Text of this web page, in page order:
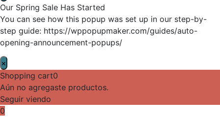
Our Spring Sale Has Started
You can see how this popup was set up in our step-by-
step guide: https://wppopupmaker.com/guides/auto-
opening-announcement-popups/
×
Shopping cart0
Aún no agregaste productos.
Seguir viendo
0